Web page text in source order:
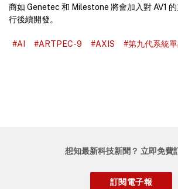
商如 Genetec 和 Milestone 將會加入對 AV1
行後續開發。
#AI #ARTPEC-9 #AXIS #第九代系統
想知最新科技新聞？ 立即免費